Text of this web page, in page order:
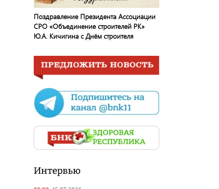
Поздравление Президента Ассоциации
СРО «Объединение строителей РК»
Ю.А. Кичигина с Днём строителя
Интервью